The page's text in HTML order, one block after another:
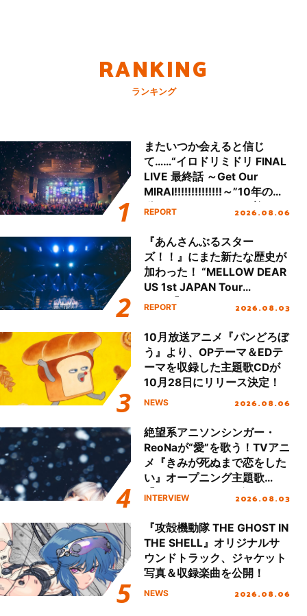
RANKING
ランキング
またいつか会えると信じ
て……“イロドリミドリ FINAL
LIVE 最終話 ～Get Our
MIRAI!!!!!!!!!!!!!!～”10年の活
動を経てファイナルを迎える
REPORT 2026.08.06
『あんさんぶるスター
ズ！！』にまた新たな歴史が
加わった！ “MELLOW DEAR
US 1st JAPAN Tour
Final「NICE to meet YOU
ート!!
REPORT 2026.08.03
10月放送アニメ『パンどろぼ
う』より、OPテーマ＆EDテ
ーマを収録した主題歌CDが
10月28日にリリース決定！
NEWS 2026.08.06
絶望系アニソンシンガー・
ReoNaが“愛”を歌う！TVアニ
メ『きみが死ぬまで恋をした
い』オープニング主題歌
「Amore」インタビュー
INTERVIEW 2026.08.03
『攻殻機動隊 THE GHOST IN
THE SHELL』オリジナルサ
ウンドトラック、ジャケット
写真＆収録楽曲を公開！
NEWS 2026.08.06